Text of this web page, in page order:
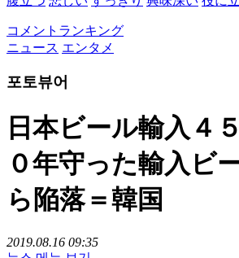
コメントランキング
ニュース エンタメ
포토뷰어
日本ビール輸入４
０年守った輸入ビ
ら陥落＝韓国
2019.08.16 09:35